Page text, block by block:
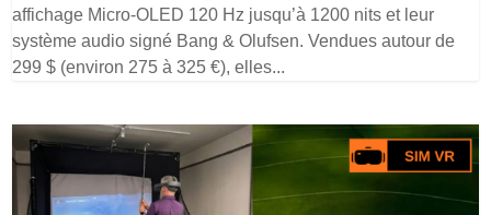
affichage Micro-OLED 120 Hz jusqu’à 1200 nits et leur
système audio signé Bang & Olufsen. Vendues autour de
299 $ (environ 275 à 325 €), elles...